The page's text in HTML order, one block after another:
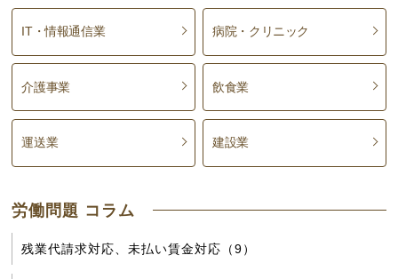
IT・情報通信業 病院・クリニック
介護事業 飲食業
運送業 建設業
労働問題 コラム
残業代請求対応、未払い賃金対応（9）